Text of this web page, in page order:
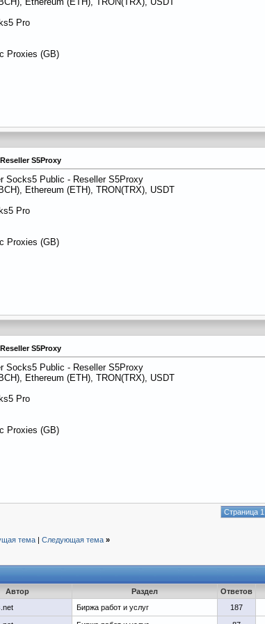
Pro
Proxies (GB)
S5Proxy
Socks5 Public - Reseller S5Proxy
Ethereum (ETH), TRON(TRX), USDT
Pro
Proxies (GB)
S5Proxy
Socks5 Public - Reseller S5Proxy
Ethereum (ETH), TRON(TRX), USDT
Pro
Proxies (GB)
Страница
тема| Следующая тема »
Автор Раздел
Ответов
Биржа работ и услуг 187